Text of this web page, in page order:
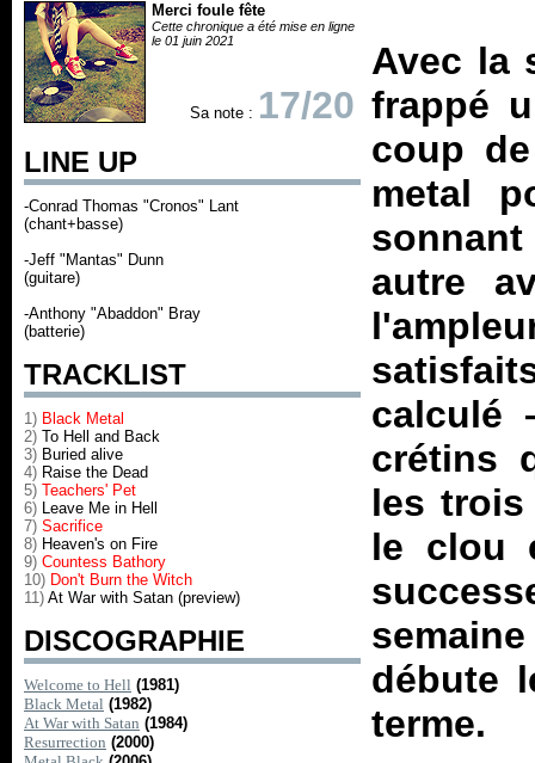
Merci foule fête
Cette chronique a été mise en ligne
le 01 juin 2021
Sa note : 17/20
LINE UP
-Conrad Thomas "Cronos" Lant
(chant+basse)
-Jeff "Mantas" Dunn
(guitare)
-Anthony "Abaddon" Bray
(batterie)
TRACKLIST
1) Black Metal
2) To Hell and Back
3) Buried alive
4) Raise the Dead
5) Teachers' Pet
6) Leave Me in Hell
7) Sacrifice
8) Heaven's on Fire
9) Countess Bathory
10) Don't Burn the Witch
11) At War with Satan (preview)
DISCOGRAPHIE
Welcome to Hell (1981)
Black Metal (1982)
At War with Satan (1984)
Resurrection (2000)
Avec la
frappé
coup
metal
autre
calculé
crétins
les trois
le clou
débute
terme.